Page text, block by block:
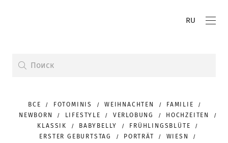
RU
ВСЕ FOTOMINIS WEIHNACHTEN
FAMILIE
NEWBORN
LIFESTYLE VERLOBUNG
HOCHZEITEN
KLASSIK
BABYBELLY
FRÜHLINGSBLÜTE
ERSTER GEBURTSTAG
PORTRÄT
WIESN